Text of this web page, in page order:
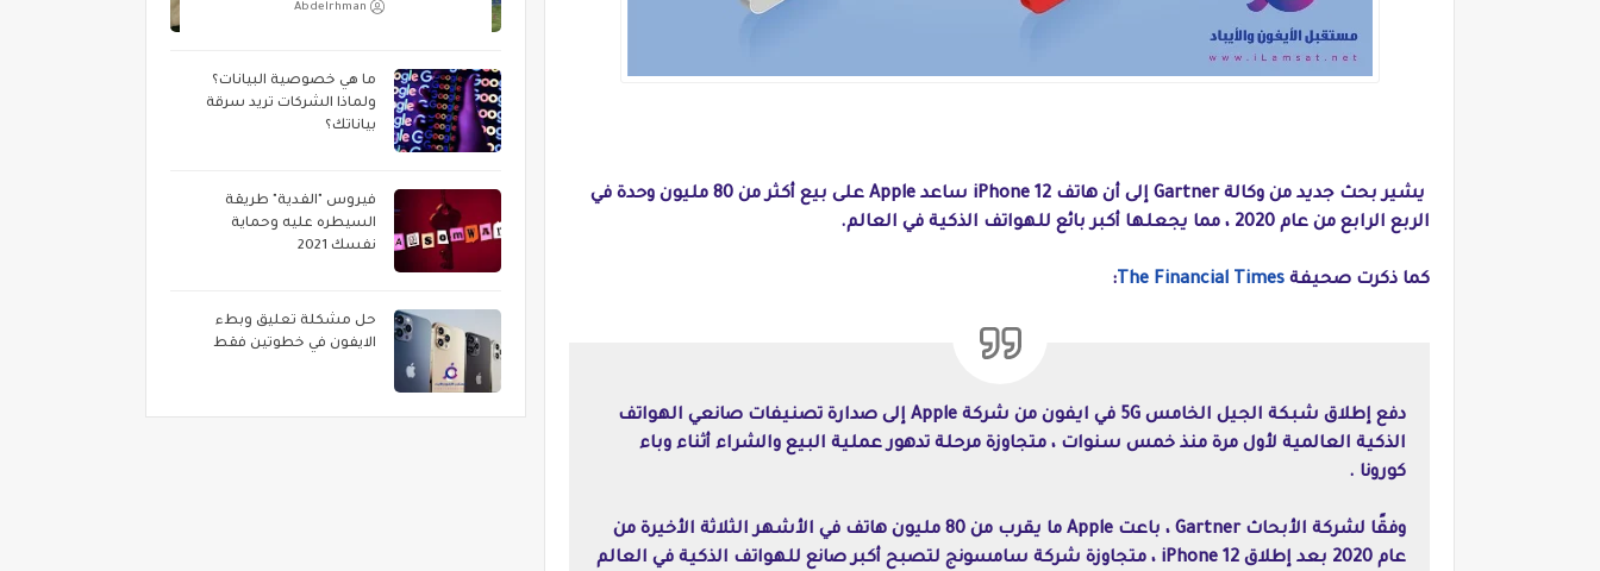
يشير بحث جديد من وكالة Gartner إلى أن هاتف iPhone 12 ساعد Apple على بيع أكثر من 80 مليون وحدة في
الربع الرابع من عام 2020 ، مما يجعلها أكبر بائع للهواتف الذكية في العالم.
كما ذكرت صحيفة The Financial Times
:
دفع إطلاق شبكة الجيل الخامس 5G في ايفون من شركة Apple إلى صدارة تصنيفات صانعي الهواتف
الذكية العالمية لأول مرة منذ خمس سنوات ، متجاوزة مرحلة تدهور عملية البيع والشراء أثناء وباء
كورونا .
وفقًا لشركة الأبحاث Gartner ، باعت Apple ما يقرب من 80 مليون هاتف في الأشهر الثلاثة الأخيرة من
عام 2020 بعد إطلاق iPhone 12 ، متجاوزة شركة سامسونج لتصبح أكبر صانع للهواتف الذكية في العالم
Abdelrhman
ما هي خصوصية البيانات؟
ولماذا الشركات تريد سرقة
بياناتك؟
فيروس "الفدية" طريقة
السيطره عليه وحماية
نفسك 2021
حل مشكلة تعليق وبطء
الايفون في خطوتين فقط